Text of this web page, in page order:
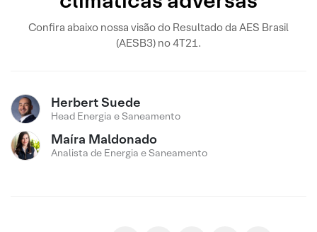
Confira abaixo nossa visão do Resultado da AES Brasil
(AESB3) no 4T21.
Herbert Suede
Head Energia e Saneamento
Maíra Maldonado
Analista de Energia e Saneamento